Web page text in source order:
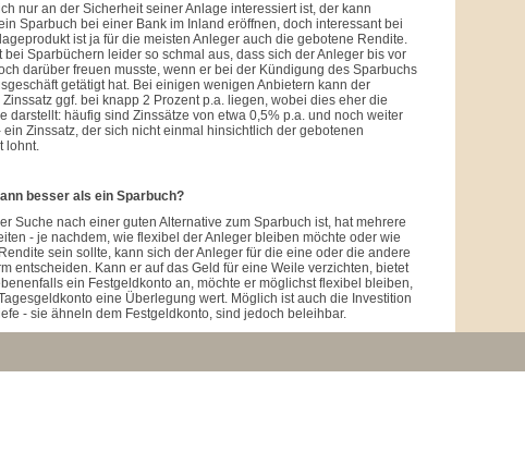
nur an der Sicherheit seiner Anlage interessiert ist, der kann
Sparbuch bei einer Bank im Inland eröffnen, doch interessant bei
ist ja für die meisten Anleger auch die gebotene Rendite.
bei Sparbüchern leider so schmal aus, dass sich der Anleger bis vor
darüber freuen musste, wenn er bei der Kündigung des Sparbuchs
getätigt hat. Bei einigen wenigen Anbietern kann der
ggf. bei knapp 2 Prozent p.a. liegen, wobei dies eher die
darstellt: häufig sind Zinssätze von etwa 0,5% p.a. und noch weiter
ein Zinssatz, der sich nicht einmal hinsichtlich der gebotenen
lohnt.
besser als ein Sparbuch?
Suche nach einer guten Alternative zum Sparbuch ist, hat mehrere
- je nachdem, wie flexibel der Anleger bleiben möchte oder wie
sein sollte, kann sich der Anleger für die eine oder die andere
entscheiden. Kann er auf das Geld für eine Weile verzichten, bietet
ein Festgeldkonto an, möchte er möglichst flexibel bleiben,
eine Überlegung wert. Möglich ist auch die Investition
- sie ähneln dem Festgeldkonto, sind jedoch beleihbar.